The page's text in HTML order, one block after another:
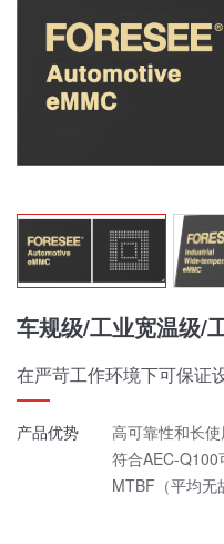
车规级/工业宽温级/
在严苛工作环境下可保证
产品优势
高可靠性和长
符合AEC-Q100
MTBF（平均无